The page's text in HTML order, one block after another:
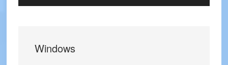
Windows